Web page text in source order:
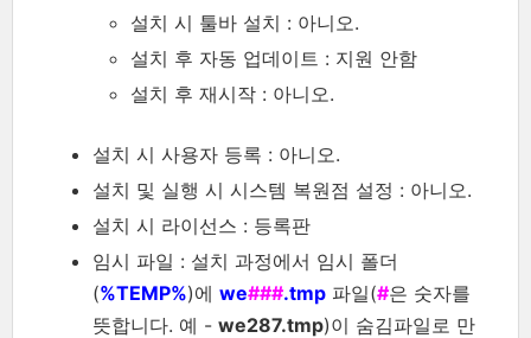
설치 시 툴바 설치 : 아니오.
설치 후 자동 업데이트 : 지원 안함
설치 후 재시작 : 아니오.
설치 시 사용자 등록 : 아니오.
설치 및 실행 시 시스템 복원점 설정 : 아니오.
설치 시 라이선스 : 등록판
임시 파일 : 설치 과정에서 임시 폴더
(%TEMP%)에 we###.tmp 파일(#은 숫자를
뜻합니다. 예 - we287.tmp)이 숨김파일로 만